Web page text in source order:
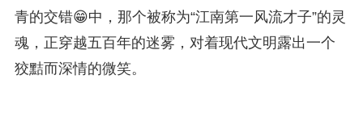
青的交错😁中，那个被称为“江南第一风流才子”的灵
魂，正穿越五百年的迷雾，对着现代文明露出一个
狡黠而深情的微笑。